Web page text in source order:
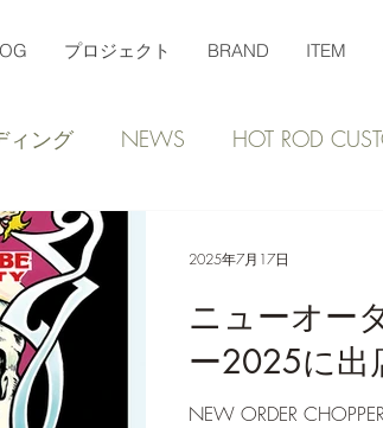
プロジェクト BRAND ITEM
ィング NEWS HOT ROD
ニューオー
ー2025に出
NEW ORDER
2025年7月17日